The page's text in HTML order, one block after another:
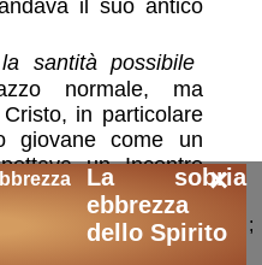
il suo antico
santità possibile
normale, ma
in particolare
giovane come un
un Incontro
con ⏭️:
×
La sobria
ebbrezza
dello Spirito
;